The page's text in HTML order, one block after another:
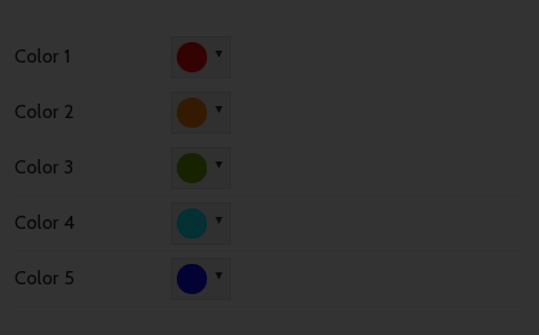
Color 1 ▼
Color 2 ▼
Color 3 ▼
Color 4 ▼
Color 5 ▼